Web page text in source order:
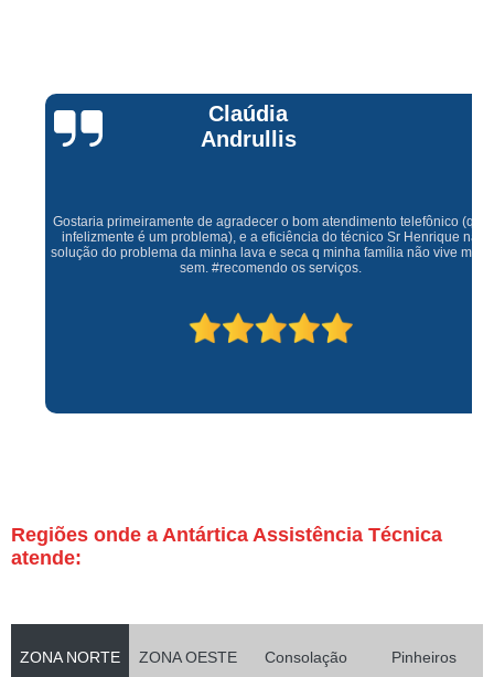
Claúdia
Andrullis
Gostaria primeiramente de agradecer o bom atendimento telefônico (q hj
infelizmente é um problema), e a eficiência do técnico Sr Henrique na
solução do problema da minha lava e seca q minha família não vive mais
sem. #recomendo os serviços.
Regiões onde a Antártica Assistência Técnica
atende:
ZONA NORTE ZONA OESTE Consolação Pinheiros